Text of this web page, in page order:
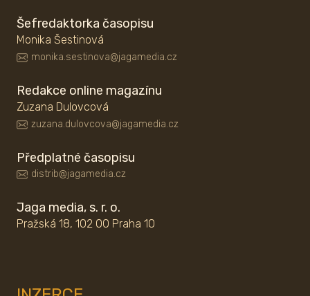
Šefredaktorka časopisu
Monika Šestinová
monika.sestinova@jagamedia.cz
Redakce online magazínu
Zuzana Dulovcová
zuzana.dulovcova@jagamedia.cz
Předplatné časopisu
distrib@jagamedia.cz
Jaga media, s. r. o.
Pražská 18, 102 00 Praha 10